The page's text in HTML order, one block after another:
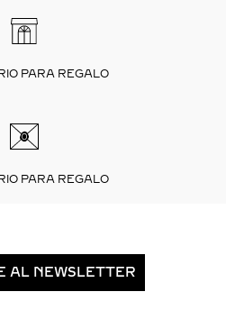
PARA REGALO
PARA REGALO
AL NEWSLETTER